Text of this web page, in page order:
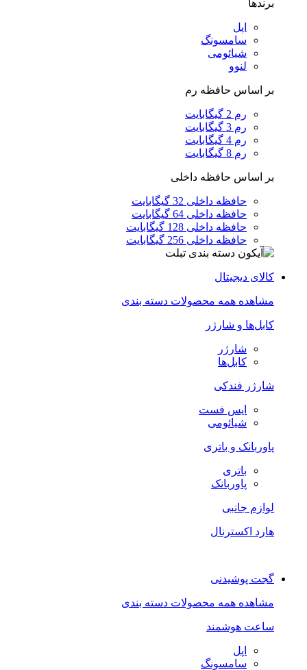
برندها
اپل
سامسونگ
شیائومی
لنوو
بر اساس حافظه رم
رم 2 گیگابایت
رم 3 گیگابایت
رم 4 گیگابایت
رم 8 گیگابایت
بر اساس حافظه داخلی
حافظه داخلی 32 گیگابایت
حافظه داخلی 64 گیگابایت
حافظه داخلی 128 گیگابایت
حافظه داخلی 256 گیگابایت
کالای دیجیتال
مشاهده همه محصولات دسته بندی
کابل‌ها و شارژر
شارژر
کابل‌ها
شارژر فندکی
ایس فست
شیائومی
پاوربانک و باتری
باتری
پاوربانک
لوازم جانبی
هارد اکسترنال
گجت پوشیدنی
مشاهده همه محصولات دسته بندی
ساعت هوشمند
اپل
سامسونگ